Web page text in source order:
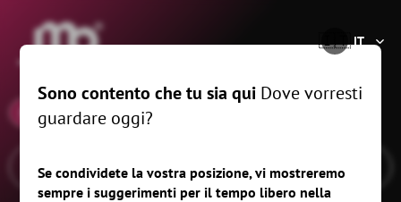
®
🇮🇹IT
08.10.25
Sono contento che tu sia qui Dove vorresti
guardare oggi?
Se condividete la vostra posizione, vi mostreremo
sempre i suggerimenti per il tempo libero nella